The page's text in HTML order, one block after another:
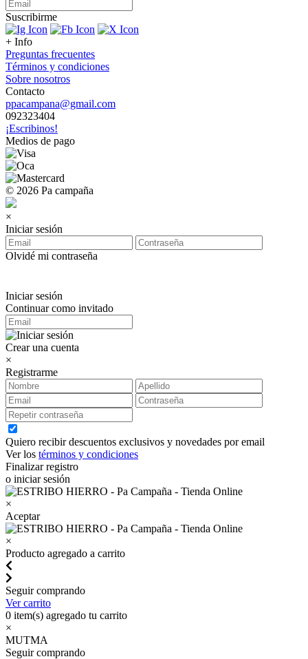
Suscribirme
+ Info
Preguntas frecuentes
Términos y condiciones
Sobre nosotros
Contacto
ppacampana@gmail.com
092323404
¡Escribinos!
Medios de pago
© 2026 Pa campaña
×
Iniciar sesión
Olvidé mi contraseña
Iniciar sesión
Continuar como invitado
Crear una cuenta
×
Registrarme
Quiero recibir descuentos exclusivos y novedades por email
Ver los términos y condiciones
Finalizar registro
o iniciar sesión
×
Aceptar
×
Producto agregado a carrito
Seguir comprando
Ver carrito
0 item(s) agregado tu carrito
×
MUTMA
Seguir comprando